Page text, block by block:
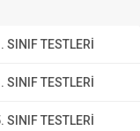
SINIF TESTLERI
SINIF TESTLERI
SINIF TESTLERI